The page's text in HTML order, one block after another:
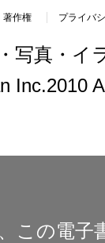
著作権 プライバ
写真・イ
Inc.2010
この電子